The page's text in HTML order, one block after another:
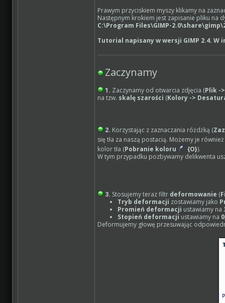
Prawym przyciskiem myszy klikamy na
Następnym krokiem jest zapisanie pliku na
C:\Program Files\GIMP-
Tutorial napisany w wersji GIMP 2.4. W
Zaczynamy
1. Zaczynamy od otwarcia zdjęcia (Plik -
na tzw. skalę szarości (Kolory ->
2. Korzystając z zaznaczania różdżką (
się tła za naszą postacią. Możemy je
kolor tła (Pobranie koloru {O}).
W tym przypadku pozbywamy delikwenta
3. Stosujemy teraz filtr deformowanie (
Tryb deformacji zostawiamy jako
Promień deformacji ustawiamy na
Stopień deformacji ustawiamy na
Deformujemy głowę przesuwając